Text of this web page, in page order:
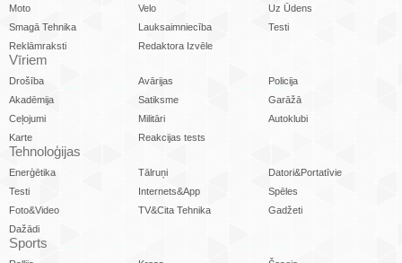
Moto
Velo
Uz Ūdens
Smagā Tehnika
Lauksaimniecība
Testi
Reklāmraksti
Redaktora Izvēle
Vīriem
Drošība Avārijas
Policija
Akadēmija
Satiksme
Garāžā
Ceļojumi
Militāri
Autoklubi
Karte
Reakcijas tests
Tehnoloģijas
Enerģētika Tālruņi
Datori&Portatīvie
Testi
Internets&App
Spēles
Foto&Video
TV&Cita Tehnika
Gadžeti
Dažādi
Sports